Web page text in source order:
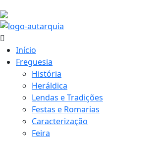
Início
Freguesia
História
Heráldica
Lendas e Tradições
Festas e Romarias
Caracterização
Feira